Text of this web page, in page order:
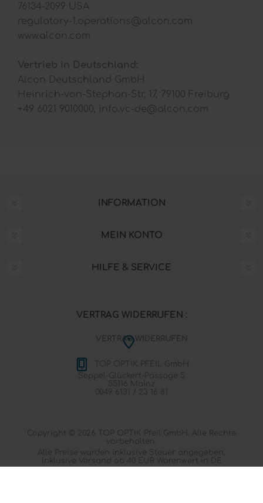
76134-2099 USA
regulatory-1.operations@alcon.com
www.alcon.com
Vertrieb in Deutschland:
Alcon Deutschland GmbH
Heinrich-von-Stephan-Str. 17, 79100 Freiburg
+49 6021 9010000, info.vc-de@alcon.com
INFORMATION
MEIN KONTO
HILFE & SERVICE
VERTRAG WIDERRUFEN :
VERTRAG WIDERRUFEN
TOP OPTIK PFEIL GmbH
Seppel-Glückert-Passage 5
55116 Mainz
0049 6131 / 23 16 81
Copyright © 2026 TOP OPTIK Pfeil GmbH. Alle Rechte
vorbehalten.
Alle Preise wurden inklusive Steuer angegeben.
Inklusive
Versand ab 40 EUR Warenwert in DE